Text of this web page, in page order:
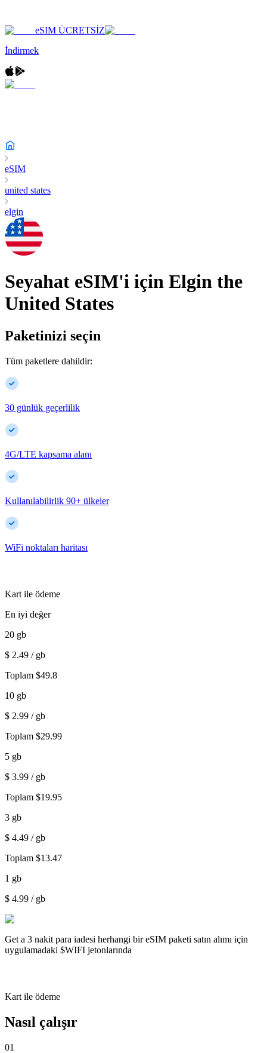
eSIM ÜCRETSİZ
İndirmek
eSIM
united states
elgin
Seyahat eSIM'i için Elgin the
United States
Paketinizi seçin
Tüm paketlere dahildir:
30 günlük geçerlilik
4G/LTE kapsama alanı
Kullanılabilirlik 90+ ülkeler
WiFi noktaları haritası
Kart ile ödeme
En iyi değer
20 gb
$ 2.49 / gb
Toplam $49.8
10 gb
$ 2.99 / gb
Toplam $29.99
5 gb
$ 3.99 / gb
Toplam $19.95
3 gb
$ 4.49 / gb
Toplam $13.47
1 gb
$ 4.99 / gb
Get a 3 nakit para iadesi herhangi bir eSIM paketi satın alımı için
uygulamadaki $WIFI jetonlarında
Kart ile ödeme
Nasıl çalışır
01